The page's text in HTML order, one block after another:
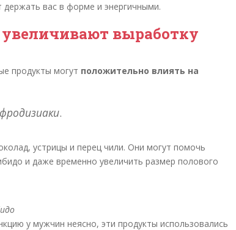
держать вас в форме и энергичными.
выработку
продукты могут положительно влиять на
.
устрицы и перец чили. Они могут помочь
и даже временно увеличить размер полового
у мужчин неясно, эти продукты использовались